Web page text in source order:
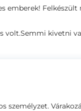
emberek! Felkészült
volt.Semmi kivetni
személyzet.